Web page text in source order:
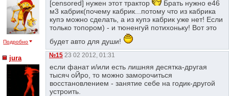
Подробно
[censored] нужен этот трактор
Брать нужно е46
м3 кабрик(почему кабрик...потому что из кабрика
купэ можно сделать, а из купэ кабрик уже нет! Если
только топором) - и тюненгуй потихоньку! Вот это
будет авто для души!
jura №15 23 02 2012, 01:31
если фанат и/или есть лишняя десятка-другая
тысяч оЙро, то можно заморочиться
восстановлением - занятие себе на годик-другой
устроить.